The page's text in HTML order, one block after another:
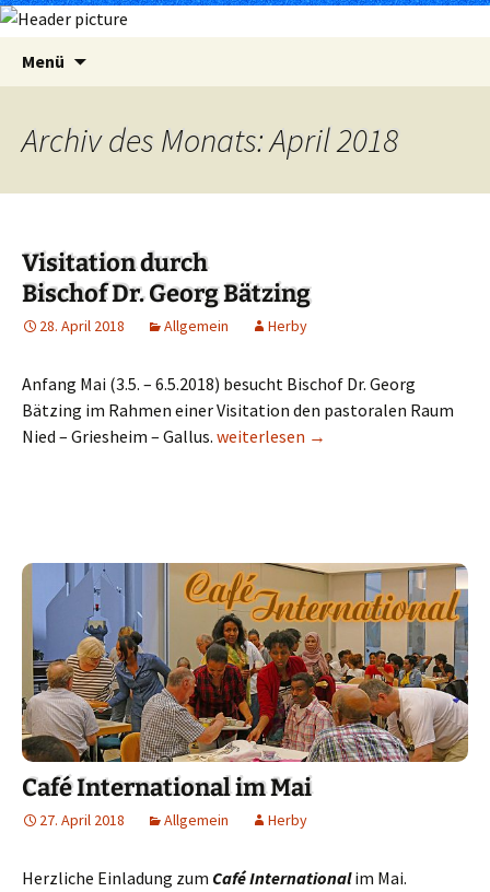
Menü
Archiv des Monats: April 2018
Visitation durch
Bischof Dr. Georg Bätzing
28. April 2018 Allgemein Herby
Anfang Mai (3.5. – 6.5.2018) besucht Bischof Dr. Georg
Bätzing im Rahmen einer Visitation den pastoralen Raum
Nied – Griesheim – Gallus. Visitation durch Bischof Dr. Georg
weiterlesen →
Café International im Mai
27. April 2018 Allgemein Herby
Herzliche Einladung zum Café Internationalim Mai.